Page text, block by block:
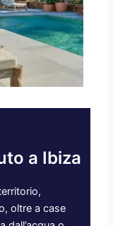
a Ibiza
oltre a case